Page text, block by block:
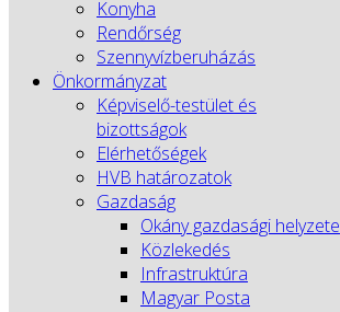
Konyha
Rendőrség
Szennyvízberuházás
Önkormányzat
Képviselő-testület és
bizottságok
Elérhetőségek
HVB határozatok
Gazdaság
Okány gazdasági helyzete
Közlekedés
Infrastruktúra
Magyar Posta